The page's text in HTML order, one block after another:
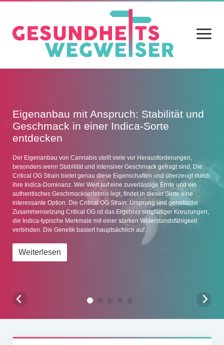
Menü
öffnen
Gesundheit
Alltag
Sport
Datenschutz
Impressum
Eigenanbau mit Anspruch: Stabilität und
Geschmack in einer Indica-Sorte
entdecken
Der Eigenanbau von Cannabis stellt viele vor Herausforderungen,
besonders wenn Stabilität und intensiver Geschmack gefragt sind. Die
Critical OG Strain bietet genau diese Eigenschaften und überzeugt durch
ihre Indica-Dominanz. Wer Wert auf eine zuverlässige Ernte und ein
authentisches Geschmackserlebnis legt, findet in dieser Sorte eine
interessante Option. Die Critical OG Strain: Ursprung und genetische
Zusammensetzung Critical OG ist das Ergebnis sorgfältiger Kreuzungen,
die Indica-typische Merkmale mit einer starken Widerstandsfähigkeit
verbinden. Die Genetik basiert hauptsächlich auf…
Weiterlesen